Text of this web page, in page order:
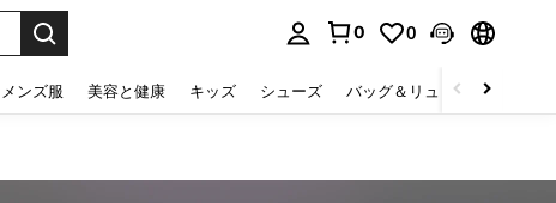
0 0
メンズ服 美容と健康 キッズ シューズ バッグ＆リュック